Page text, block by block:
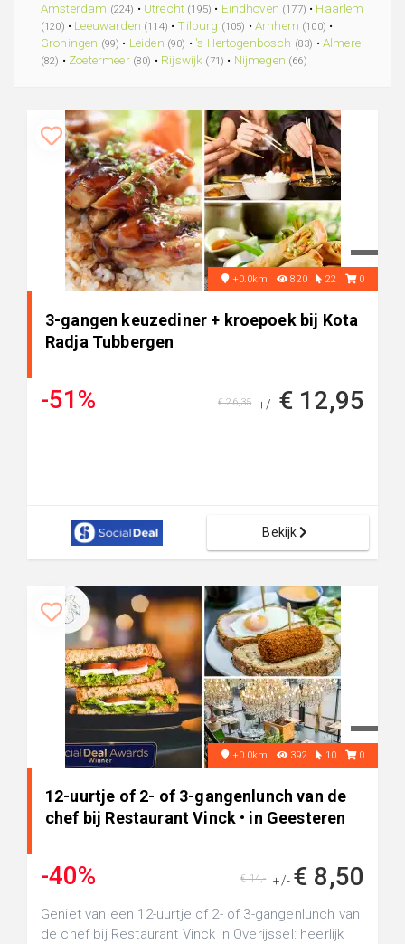
Amsterdam (224) • Utrecht (195) • Eindhoven (177) • Haarlem
(120) • Leeuwarden (114) • Tilburg (105) • Arnhem (100) •
Groningen (99) • Leiden (90) • 's-Hertogenbosch (83) • Almere
(82) • Zoetermeer (80) • Rijswijk (71) • Nijmegen (66)
+0.0km 820 22 0
3-gangen keuzediner + kroepoek bij Kota
Radja Tubbergen
-51% +/- € 12,95
€ 26,35
Bekijk
+0.0km 392 10 0
12-uurtje of 2- of 3-gangenlunch van de
chef bij Restaurant Vinck • in Geesteren
-40% +/- € 8,50
€ 14,-
Geniet van een 12-uurtje of 2- of 3-gangenlunch van
de chef bij Restaurant Vinck in Overijssel: heerlijk